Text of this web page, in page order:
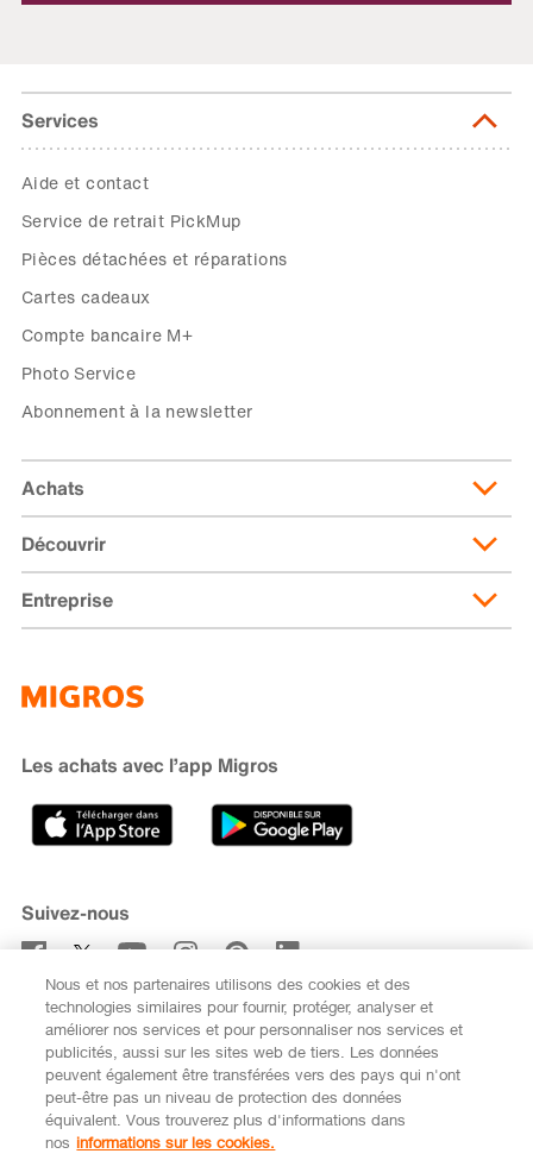
Services
Aide et contact
Service de retrait PickMup
Pièces détachées et réparations
Cartes cadeaux
Compte bancaire M+
Photo Service
Abonnement à la newsletter
Achats
Livraison et frais de livraison
Abonnement de livraison
Moyens de paiement
Cumulus
Recherche de magasin
Découvrir
Migusto
iMpuls
Banque Migros
Entreprise
Développement durable
Carrière
Sponsoring
Médias
Code de conduite et signalement
Les achats avec l’app Migros
Suivez-nous
S’abonner à la newsletter
FR
Nous et nos partenaires utilisons des cookies et des
technologies similaires pour fournir, protéger, analyser et
améliorer nos services et pour personnaliser nos services et
publicités, aussi sur les sites web de tiers. Les données
peuvent également être transférées vers des pays qui n'ont
peut-être pas un niveau de protection des données
équivalent. Vous trouverez plus d'informations dans
nos informations sur les cookies.